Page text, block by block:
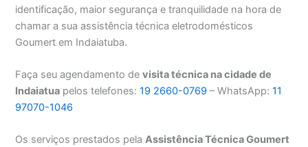
identificação, maior segurança e tranquilidade na hora de
chamar a sua assistência técnica eletrodomésticos
Goumert em Indaiatuba.
Faça seu agendamento devisita técnica na cidade de
Indaiatua pelos telefones:19 2660-0769 – WhatsApp:11
97070-1046
Os serviços prestados pelaAssistência Técnica Goumert